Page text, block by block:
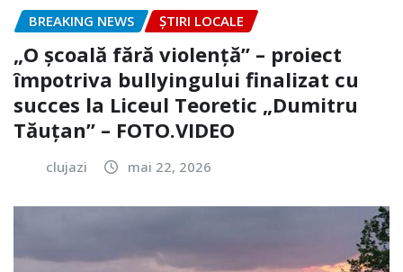
BREAKING NEWS ȘTIRI LOCALE
„O școală fără violență” – proiect
împotriva bullyingului finalizat cu
succes la Liceul Teoretic „Dumitru
Tăuțan” – FOTO.VIDEO
clujazi mai 22, 2026